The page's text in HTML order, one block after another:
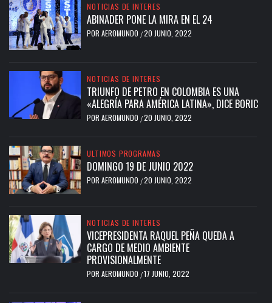
NOTICIAS DE INTERES
ABINADER PONE LA MIRA EN EL 24
POR AEROMUNDO /20 JUNIO, 2022
NOTICIAS DE INTERES
TRIUNFO DE PETRO EN COLOMBIA ES UNA
«ALEGRÍA PARA AMÉRICA LATINA», DICE BORIC
POR AEROMUNDO /20 JUNIO, 2022
ULTIMOS PROGRAMAS
DOMINGO 19 DE JUNIO 2022
POR AEROMUNDO /20 JUNIO, 2022
NOTICIAS DE INTERES
VICEPRESIDENTA RAQUEL PEÑA QUEDA A
CARGO DE MEDIO AMBIENTE
PROVISIONALMENTE
POR AEROMUNDO /17 JUNIO, 2022